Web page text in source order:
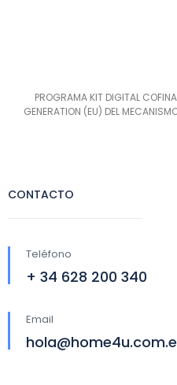
PROGRAMA KIT DIGITAL
GENERATION (EU) DEL
CONTACTO
Teléfono
+ 34 628 200 340
Email